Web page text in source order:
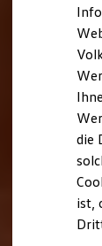
we
Besitzer
die
ist,